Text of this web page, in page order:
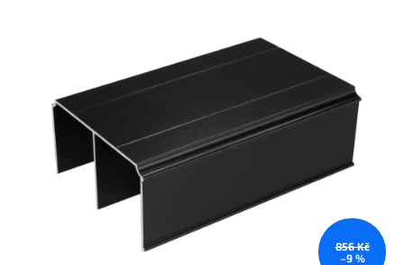
hvězdiček.
856 Kč
–9 %